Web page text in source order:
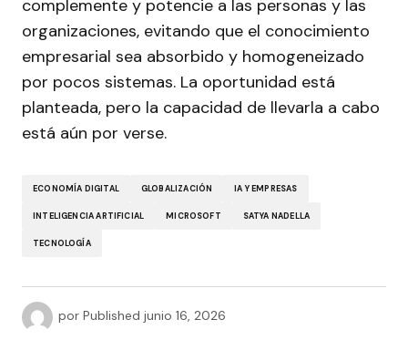
complemente y potencie a las personas y las
organizaciones, evitando que el conocimiento
empresarial sea absorbido y homogeneizado
por pocos sistemas. La oportunidad está
planteada, pero la capacidad de llevarla a cabo
está aún por verse.
ECONOMÍA DIGITAL GLOBALIZACIÓN IA Y EMPRESAS
INTELIGENCIA ARTIFICIAL MICROSOFT SATYA NADELLA
TECNOLOGÍA
por Published junio 16, 2026